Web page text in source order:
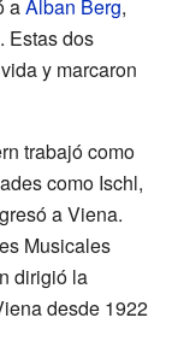
aAlban Berg,
Estas dos
y marcaron
trabajó como
como Ischl,
a Viena.
Musicales
dirigió la
desde 1922